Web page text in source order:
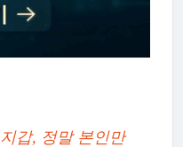
갑, 정말 본인만